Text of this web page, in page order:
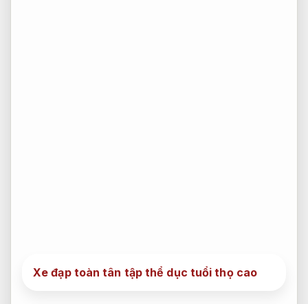
Xe đạp toàn tân tập thể dục tuổi thọ cao